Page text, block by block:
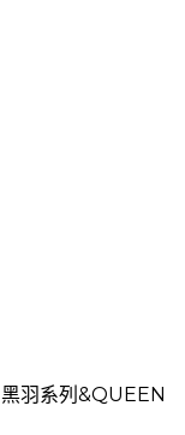
黑羽系列&QUEEN
黑羽系列&QUEEN